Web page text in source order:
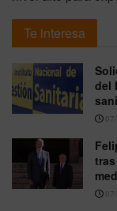
Te interesa
del
07/
07/